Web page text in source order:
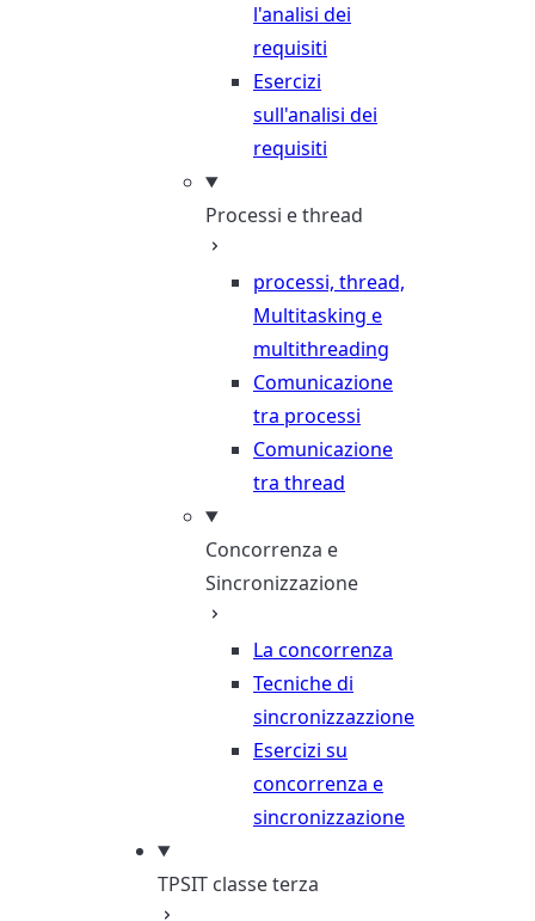
l'analisi dei
requisiti
Esercizi
sull'analisi dei
requisiti
Processi e thread
processi, thread,
Multitasking e
multithreading
Comunicazione
tra processi
Comunicazione
tra thread
Concorrenza e
Sincronizzazione
La concorrenza
Tecniche di
sincronizzazzione
Esercizi su
concorrenza e
sincronizzazione
TPSIT classe terza